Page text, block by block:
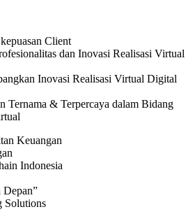
Client
dan Inovasi Realisasi Virtual
Inovasi Realisasi Virtual Digital
Ternama & Terpercaya dalam Bidang
Keuangan
Indonesia
Depan”
Solutions